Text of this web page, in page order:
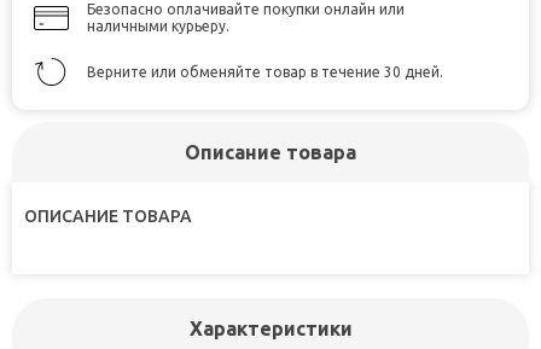
Безопасно оплачивайте покупки онлайн или
наличными курьеру.
Верните или обменяйте товар в течение 30 дней.
Описание товара
ОПИСАНИЕ ТОВАРА
Характеристики